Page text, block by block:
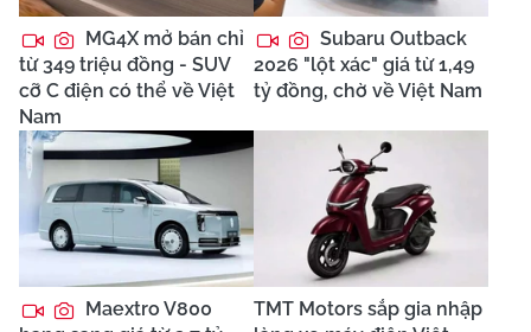
MG4X mở bán chỉ
từ 349 triệu đồng - SUV
cỡ C điện có thể về Việt
Nam
Subaru Outback
2026 "lột xác" giá từ 1,49
tỷ đồng, chờ về Việt Nam
Maextro V800
TMT Motors sắp gia nhập